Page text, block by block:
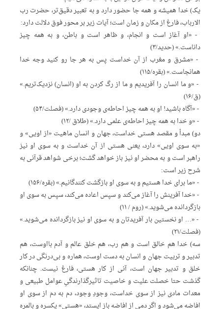
یک) خدا همیشه‌ و همه‌ جا حضور دارد و به‌ تعبیر دقیق‌تر، حضرت‌ رب‌
الارباب، فارغ‌ از مکان‌ و زمان‌ است؛ آیات‌ زیر بر محور فوق‌ دلالت‌ دارد:
‌ ‌- «او آغاز است‌ و انجام، و ظاهر است‌ و باطن، و به‌ همه‌ چیز
داناست.» (حدید/۳)
‌ ‌- «مشرق‌ و مغرب‌ از آن‌ خداست‌ پس‌ به‌ هر جا رو کنید وجه‌ خدا
همانجاست.» (بقره/۱۱۵)
‌ ‌- «و ما انسان‌ را آفریدیم‌ و ما از رگ‌ کردن‌ به‌ او (انسان) نزدیک‌تریم.»
(ق/۱۶)
‌ ‌- «آگاه‌ باشید! او به‌ همه‌ چیز احاطه‌ی‌ وجودی‌ دارد.» (فصلت/۵۴)
‌ ‌- «و خدا به‌ همه‌ چیز احاطه‌ی‌ علمی‌ دارد.» (طلاق‌ /۱۲)
دو) مبدأ و مقصد هستی‌ خداست، جهان‌ و انسان‌ ماهیت‌ «از اویی» و
«به‌ سوی‌ اویی» دارد، یعنی‌ هستی‌ از آن‌ خداست‌ و به‌ سوی‌ او نیز
راهبر است‌ و به‌ محضر او نیز باز خواهد گشت؛ برخی‌ شواهد قرآنی‌ به‌
شرح‌ زیر است:
‌ ‌- «ما برای‌ خدا هستیم‌ و به‌ سوی‌ او بازگشت‌ کنندگانیم.» (بقره/۱۵۶)
‌ ‌- «خدا آفرینش‌ را آغاز می‌کند و سپس‌ اعاده‌ می‌کند، سپس‌ به‌ سوی‌ او
بازگردانده‌ می‌شوید.» (روم‌ / ۱۱)
‌ ‌- «… او نخستین‌ بار آفریدتان‌ و به‌ سوی‌ او نیز بازگردانده‌ می‌شوید.»
(فصلت/۲۱)
سه) خدا هم‌ خالق‌ است‌ و هم‌ رب، هم‌ خلق‌ عالم‌ و آدم‌ بااوست، هم‌
تدبیر و تربیت‌ جهان‌ و انسان‌ به‌ دست‌ اوست، هماره‌ و بی‌درنگی‌ در کار
خلق‌ و تدبیر جهان‌ است، آنی‌ از کار هستی، فارغ‌ نیست. چنانکه‌
گذشت‌ حتا خصلت‌ علیت‌ و خاصیت‌ تاثیرگذارندگیِ‌ عوامل‌ طبیعی‌ و
معد‌ات‌ مادی‌ نیز از سوی‌ خداست، وجودِ‌ وجود، دم‌ به‌ دم‌ از سوی‌ او
افاضه‌ می‌شود و اگر دمی‌ از افاضه‌ باز ایستد، «هستی» یکسره‌ و بالمره‌